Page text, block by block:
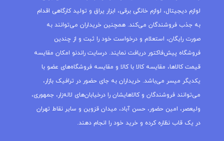
لوازم دیجیتال، لوازم خانگی برقی، ابزار یراق و تولید کارگاهی اقدام
به جذب فروشندگان می‌کند. همچنین خریداران می‌توانند به
صورت رایگان، استعلام و درخواست خود را ثبت و از چندین
فروشگاه پیش‌فاکتور دریافت نمایند. درسایت راندنو امکان مقایسه
قیمت کالاها، مقایسه کالا با کالا و مقایسه فروشگاه‌های عضو با
یکدیگر میسر می‌باشد. خریداران به جای حضور در ترافیک بازار،
می‌توانند فروشندگان و کالاهایشان را درخیابان‌های لاله‌زار، جمهوری،
ولیعصر، امین حضور، حسن آباد، میدان قزوین و سایر نقاط تهران
در یک قاب نظاره کرده و خرید خود را انجام دهند.